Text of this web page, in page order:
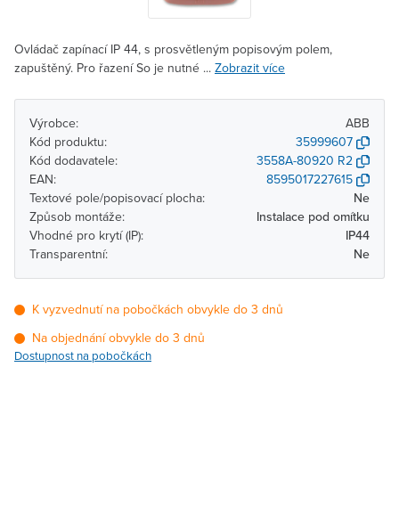
Ovládač zapínací IP 44, s prosvětleným popisovým polem,
zapuštěný. Pro řazení So je nutné ... Zobrazit více
Výrobce:
ABB
Kód produktu:
35999607
Kód dodavatele:
3558A-80920 R2
EAN:
8595017227615
Textové pole/popisovací plocha:
Ne
Způsob montáže:
Instalace pod omítku
Vhodné pro krytí (IP):
IP44
Transparentní:
Ne
K vyzvednutí na pobočkách obvykle do 3 dnů
Na objednání obvykle do 3 dnů
Dostupnost na pobočkách